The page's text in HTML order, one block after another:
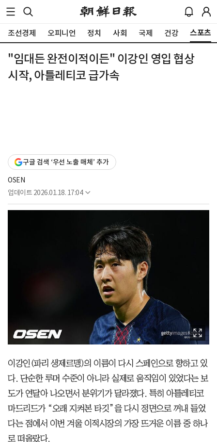
조선경제 오피니언 정치 사회 국제 건강 스포츠
"임대든 완전이적이든" 이강인 영입 협상
시작, 아틀레티코 급가속
구글 검색 ‘우선 노출 매체’ 추가
OSEN
업데이트 2026.01.18. 17:04
이강인(파리 생제르맹)의 이름이 다시 스페인으로 향하고 있
다. 단순한 루머 수준이 아니라 실제로 움직임이 있었다는 보
도가 연달아 나오면서 분위기가 달라졌다. 특히 아틀레티코
마드리드가 “오래 지켜본 타깃”을 다시 정면으로 꺼내 들었
다는 점에서 이번 겨울 이적시장의 가장 뜨거운 이름 중 하나
로 떠올랐다.